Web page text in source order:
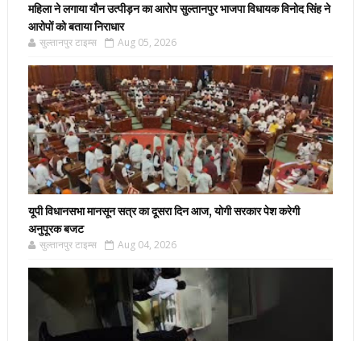
महिला ने लगाया यौन उत्पीड़न का आरोप सुल्तानपुर भाजपा विधायक विनोद सिंह ने
आरोपों को बताया निराधार
सुल्तानपुर टाइम्स Aug 05, 2026
यूपी विधानसभा मानसून सत्र का दूसरा दिन आज, योगी सरकार पेश करेगी
अनुपूरक बजट
सुल्तानपुर टाइम्स Aug 04, 2026